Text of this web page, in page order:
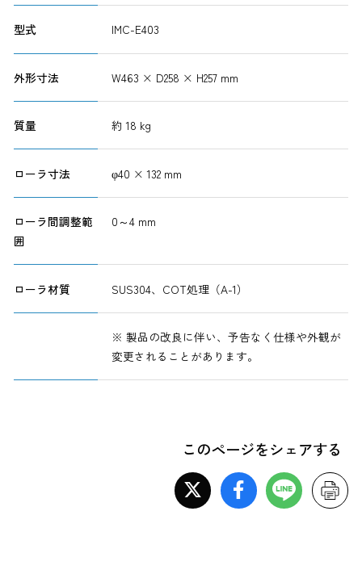
型式 IMC-E403
外形寸法 W463 × D258 × H257 mm
質量 約 18 kg
ローラ寸法 φ40 × 132 mm
ローラ間調整範
囲
0～4 mm
ローラ材質 SUS304、COT処理（A-1）
※ 製品の改良に伴い、予告なく仕様や外観が
変更されることがあります。
このページをシェアする